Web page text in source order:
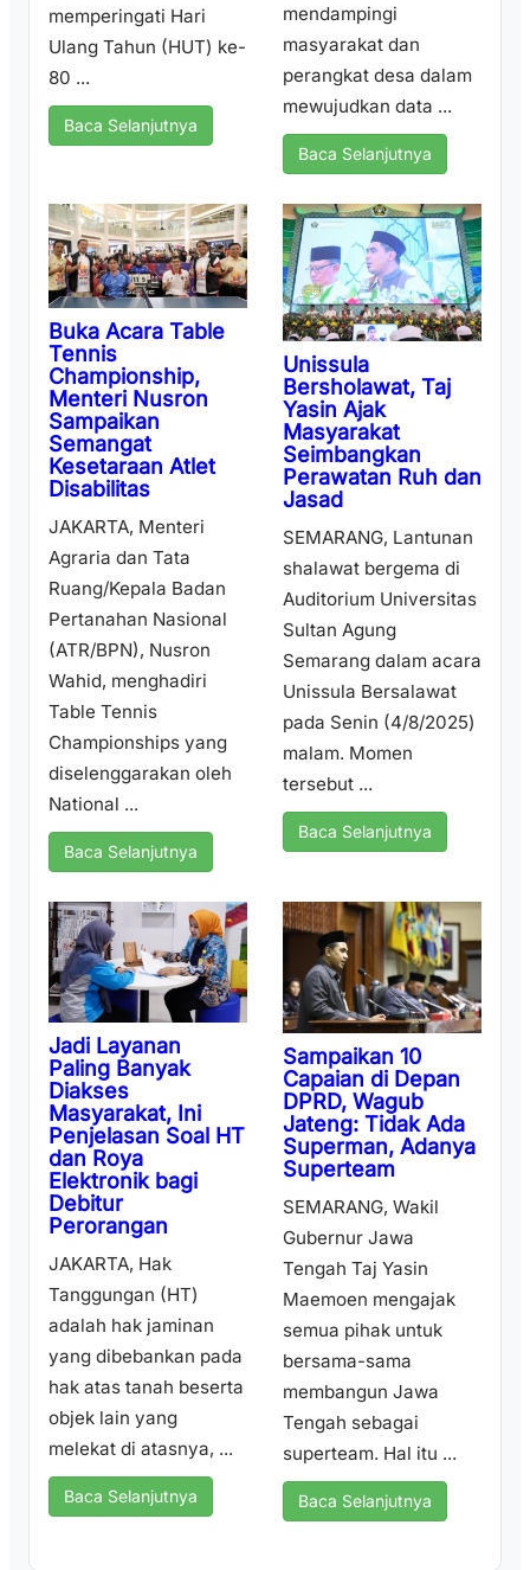
memperingati Hari
Ulang Tahun (HUT) ke-
80 ...
Baca Selanjutnya
mendampingi
masyarakat dan
perangkat desa dalam
mewujudkan data ...
Baca Selanjutnya
Buka Acara Table
Tennis
Championship,
Menteri Nusron
Sampaikan
Semangat
Kesetaraan Atlet
Disabilitas
JAKARTA, Menteri
Agraria dan Tata
Ruang/Kepala Badan
Pertanahan Nasional
(ATR/BPN), Nusron
Wahid, menghadiri
Table Tennis
Championships yang
diselenggarakan oleh
National ...
Baca Selanjutnya
Unissula
Bersholawat, Taj
Yasin Ajak
Masyarakat
Seimbangkan
Perawatan Ruh dan
Jasad
SEMARANG, Lantunan
shalawat bergema di
Auditorium Universitas
Sultan Agung
Semarang dalam acara
Unissula Bersalawat
pada Senin (4/8/2025)
malam. Momen
tersebut ...
Baca Selanjutnya
Jadi Layanan
Paling Banyak
Diakses
Masyarakat, Ini
Penjelasan Soal HT
dan Roya
Elektronik bagi
Debitur
Perorangan
JAKARTA, Hak
Tanggungan (HT)
adalah hak jaminan
yang dibebankan pada
hak atas tanah beserta
objek lain yang
melekat di atasnya, ...
Baca Selanjutnya
Sampaikan 10
Capaian di Depan
DPRD, Wagub
Jateng: Tidak Ada
Superman, Adanya
Superteam
SEMARANG, Wakil
Gubernur Jawa
Tengah Taj Yasin
Maemoen mengajak
semua pihak untuk
bersama-sama
membangun Jawa
Tengah sebagai
superteam. Hal itu ...
Baca Selanjutnya